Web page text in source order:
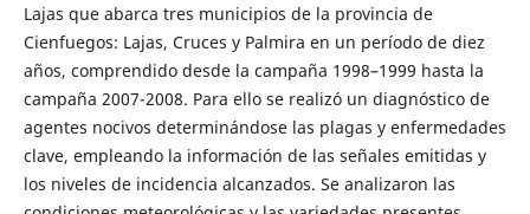
Lajas que abarca tres municipios de la provincia de
Cienfuegos: Lajas, Cruces y Palmira en un período de diez
años, comprendido desde la campaña 1998–1999 hasta la
campaña 2007-2008. Para ello se realizó un diagnóstico de
agentes nocivos determinándose las plagas y enfermedades
clave, empleando la información de las señales emitidas y
los niveles de incidencia alcanzados. Se analizaron las